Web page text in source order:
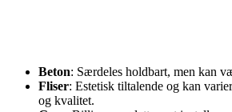
Beton: Særdeles holdbart, men kan
Fliser: Estetisk tiltalende og kan
og kvalitet.